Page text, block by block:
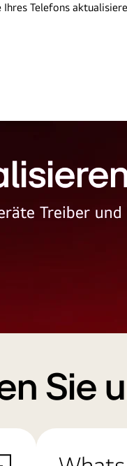
Telefons
Treiber und
Sie